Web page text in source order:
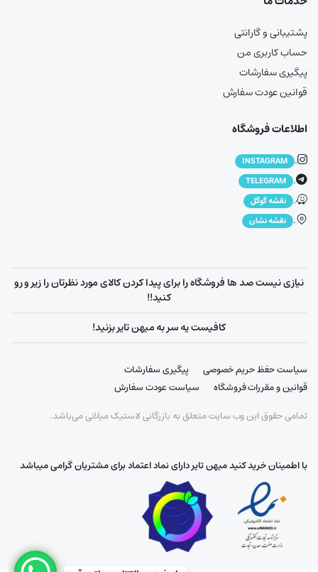
پشتیبانی و گارانتی
حساب کاربری من
پیگیری سفارشات
قوانین عودت سفارش
اطلاعات فروشگاه
.
INSTAGRAM
.
TELEGRAM
. نقشه گوگل
. نقشه نشان
نیازی نیست صد ها فروشگاه را برای پیدا کردن کالای مورد نظرتان را زیر و رو
کنید!!
کافیست یه سر به میهن تایر بزنید!
سیاست حفظ حریم خصوصی
پیگیری سفارشات
قوانین و مقررات فروشگاه
سیاست عودت سفارش
تمامی حقوق این وب سایت متعلق به بازرگانی لاستیک میلانی می‌باشد.
با اطمینان خرید کنید میهن تایر دارای نماد اعتماد برای مشتریان گرامی میباشد